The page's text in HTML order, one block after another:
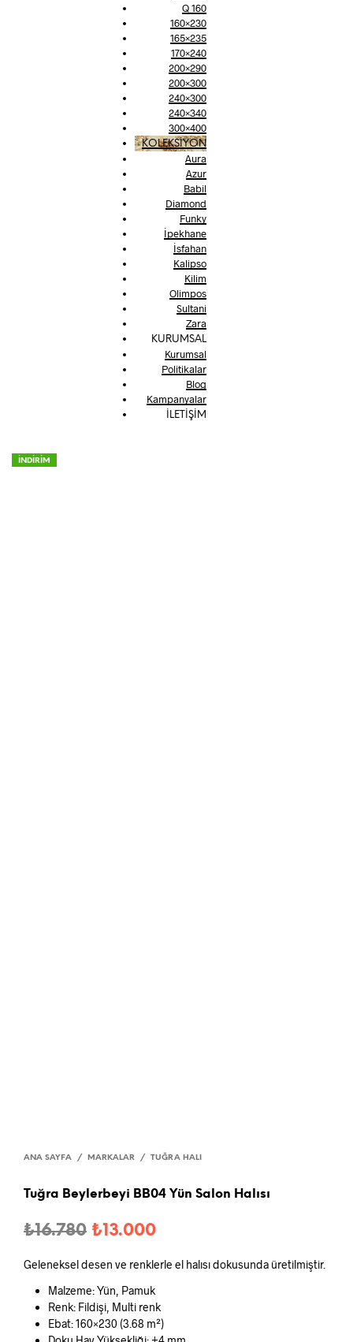
Q 160
160×230
165×235
170×240
200×290
200×300
240×300
240×340
300×400
KOLEKSİYON
Aura
Azur
Babil
Diamond
Funky
İpekhane
İsfahan
Kalipso
Kilim
Olimpos
Sultani
Zara
KURUMSAL
Kurumsal
Politikalar
Blog
Kampanyalar
İLETİŞİM
İNDİRİM
ANA SAYFA / MARKALAR / TUĞRA HALI
Tuğra Beylerbeyi BB04 Yün Salon Halısı
₺16.780 Orijinal
₺16.780.
₺13.000Şu
andaki
₺13.000.
Geleneksel desen ve renklerle el halısı dokusunda üretilmiştir.
Malzeme: Yün, Pamuk
Renk: Fildişi, Multi renk
Ebat: 160×230 (3.68 m²)